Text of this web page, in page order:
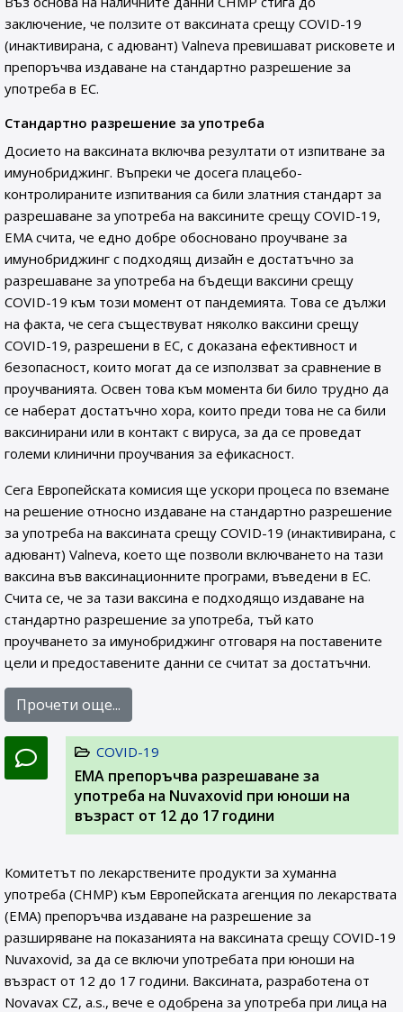
заключение, че ползите от ваксината срещу COVID-19
(инактивирана, с адювант) Valneva превишават рисковете и
препоръчва издаване на стандартно разрешение за
употреба в ЕС.
Стандартно разрешение за употреба
Досието на ваксината включва резултати от изпитване за
имунобриджинг. Въпреки че досега плацебо-
контролираните изпитвания са били златния стандарт за
разрешаване за употреба на ваксините срещу COVID-19,
EMA счита, че едно добре обосновано проучване за
имунобриджинг с подходящ дизайн е достатъчно за
разрешаване за употреба на бъдещи ваксини срещу
COVID-19 към този момент от пандемията. Това се дължи
на факта, че сега съществуват няколко ваксини срещу
COVID-19, разрешени в ЕС, с доказана ефективност и
безопасност, които могат да се използват за сравнение в
проучванията. Освен това към момента би било трудно да
се наберат достатъчно хора, които преди това не са били
ваксинирани или в контакт с вируса, за да се проведат
големи клинични проучвания за ефикасност.
Сега Европейската комисия ще ускори процеса по вземане
на решение относно издаване на стандартно разрешение
за употреба на ваксината срещу COVID-19 (инактивирана, с
адювант) Valneva, което ще позволи включването на тази
ваксина във ваксинационните програми, въведени в ЕС.
Счита се, че за тази ваксина е подходящо издаване на
стандартно разрешение за употреба, тъй като
проучването за имунобриджинг отговаря на поставените
цели и предоставените данни се считат за достатъчни.
Прочети още...
COVID-19
ЕМА препоръчва разрешаване за
употреба на Nuvaxovid при юноши на
възраст от 12 до 17 години
Комитетът по лекарствените продукти за хуманна
употреба (CHMP) към Европейската агенция по лекарствата
(EMA) препоръчва издаване на разрешение за
разширяване на показанията на ваксината срещу COVID-19
Nuvaxovid, за да се включи употребата при юноши на
възраст от 12 до 17 години. Ваксината, разработена от
Novavax CZ, a.s., вече е одобрена за употреба при лица на